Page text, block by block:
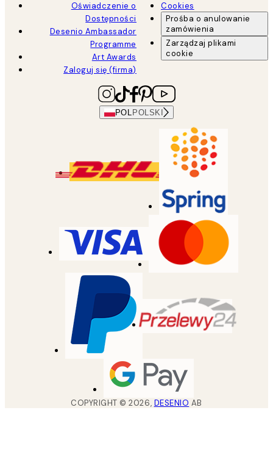
Oświadczenie o
Dostępności
Desenio Ambassador
Programme
Art Awards
Zaloguj się (firma)
Cookies
Prośba o anulowanie
zamówienia
Zarządzaj plikami
cookie
POL POLSKI
COPYRIGHT ©2026, DESENIO AB